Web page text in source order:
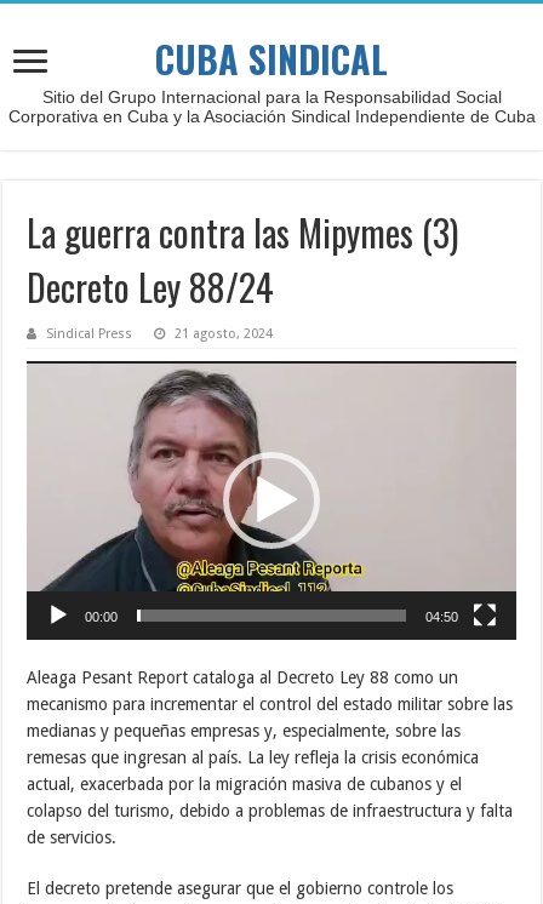
CUBA SINDICAL
Sitio del Grupo Internacional para la Responsabilidad Social
Corporativa en Cuba y la Asociación Sindical Independiente de Cuba
La guerra contra las Mipymes (3)
Decreto Ley 88/24
Sindical Press 21 agosto, 2024
00:00 04:50
Aleaga Pesant Report cataloga al Decreto Ley 88 como un
mecanismo para incrementar el control del estado militar sobre las
medianas y pequeñas empresas y, especialmente, sobre las
remesas que ingresan al país. La ley refleja la crisis económica
actual, exacerbada por la migración masiva de cubanos y el
colapso del turismo, debido a problemas de infraestructura y falta
de servicios.
El decreto pretende asegurar que el gobierno controle los